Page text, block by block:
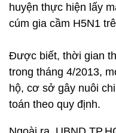
huyện thực hiện lấy
cúm gia cầm H5N1
Được biết, thời gian
trong tháng 4/2013,
hộ, cơ sở gây nuôi
toán theo quy định.